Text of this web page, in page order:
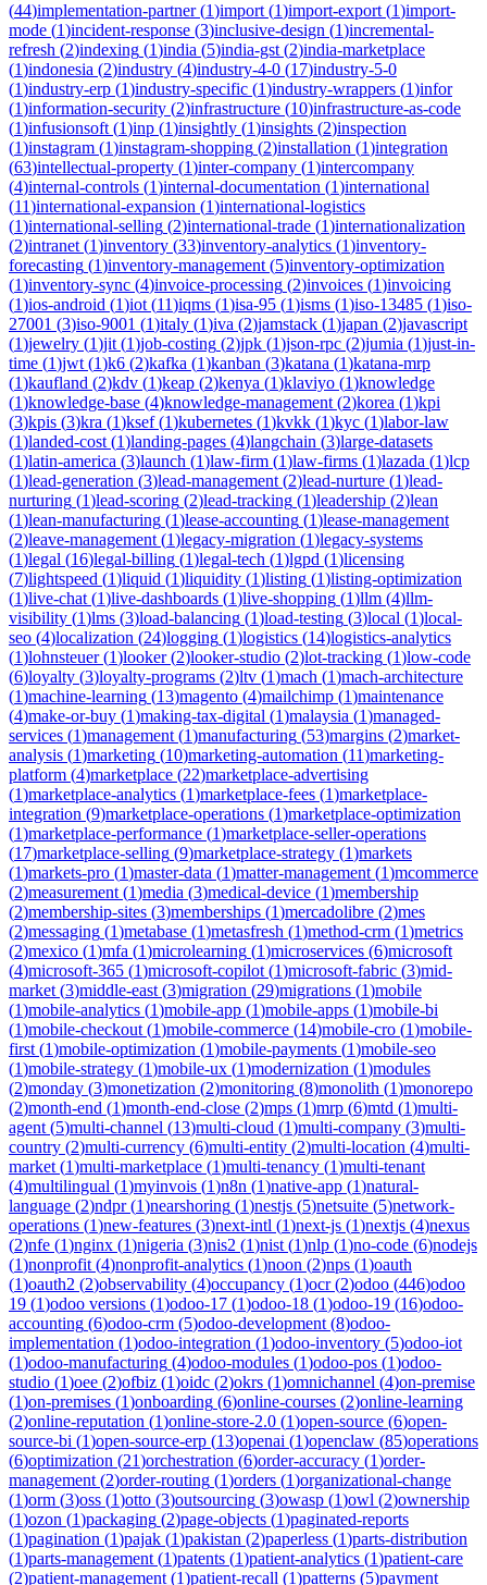
(44)implementation-partner(1)import (1)import-export (1)import-
mode (1)incident-response (3)inclusive-design (1)incremental-
refresh (2)indexing (1)india (5)india-gst (2)india-marketplace
(1)indonesia (2)industry (4)industry-4-0 (17)industry-5-0
(1)industry-erp (1)industry-specific (1)industry-wrappers (1)infor
(1)information-security (2)infrastructure (10)infrastructure-as-code
(1)infusionsoft (1)inp (1)insightly (1)insights (2)inspection
(1)instagram (1)instagram-shopping (2)installation (1)integration
(63)intellectual-property (1)inter-company (1)intercompany
(4)internal-controls (1)internal-documentation (1)international
(11)international-expansion (1)international-logistics
(1)international-selling (2)international-trade (1)internationalization
(2)intranet (1)inventory (33)inventory-analytics (1)inventory-
forecasting (1)inventory-management (5)inventory-optimization
(1)inventory-sync (4)invoice-processing (2)invoices (1)invoicing
(1)ios-android (1)iot (11)iqms (1)isa-95 (1)isms (1)iso-13485 (1)iso-
27001 (3)iso-9001 (1)italy (1)iva (2)jamstack (1)japan (2)javascript
(1)jewelry (1)jit (1)job-costing (2)jpk (1)json-rpc (2)jumia (1)just-in-
time (1)jwt (1)k6 (2)kafka (1)kanban (3)katana (1)katana-mrp
(1)kaufland (2)kdv (1)keap (2)kenya (1)klaviyo (1)knowledge
(1)knowledge-base (4)knowledge-management (2)korea (1)kpi
(3)kpis (3)kra (1)ksef(1)kubernetes (1)kvkk (1)kyc (1)labor-law
(1)landed-cost (1)landing-pages (4)langchain (3)large-datasets
(1)latin-america (3)launch (1)law-firm (1)law-firms (1)lazada (1)lcp
(1)lead-generation (3)lead-management (2)lead-nurture (1)lead-
nurturing (1)lead-scoring (2)lead-tracking (1)leadership (2)lean
(1)lean-manufacturing (1)lease-accounting (1)lease-management
(2)leave-management (1)legacy-migration (1)legacy-systems
(1)legal (16)legal-billing (1)legal-tech (1)lgpd (1)licensing
(7)lightspeed (1)liquid (1)liquidity (1)listing (1)listing-optimization
(1)live-chat (1)live-dashboards (1)live-shopping (1)llm (4)llm-
visibility (1)lms (3)load-balancing (1)load-testing (3)local (1)local-
seo (4)localization (24)logging (1)logistics (14)logistics-analytics
(1)lohnsteuer(1)looker(2)looker-studio (2)lot-tracking (1)low-code
(6)loyalty (3)loyalty-programs (2)ltv (1)mach (1)mach-architecture
(1)machine-learning (13)magento (4)mailchimp (1)maintenance
(4)make-or-buy (1)making-tax-digital (1)malaysia (1)managed-
services (1)management (1)manufacturing (53)margins (2)market-
analysis (1)marketing (10)marketing-automation (11)marketing-
platform (4)marketplace (22)marketplace-advertising
(1)marketplace-analytics (1)marketplace-fees (1)marketplace-
integration (9)marketplace-operations (1)marketplace-optimization
(1)marketplace-performance (1)marketplace-seller-operations
(17)marketplace-selling (9)marketplace-strategy (1)markets
(1)markets-pro (1)master-data (1)matter-management (1)mcommerce
(2)measurement (1)media (3)medical-device (1)membership
(2)membership-sites (3)memberships (1)mercadolibre (2)mes
(2)messaging (1)metabase (1)metasfresh (1)method-crm (1)metrics
(2)mexico (1)mfa (1)microlearning (1)microservices (6)microsoft
(4)microsoft-365 (1)microsoft-copilot (1)microsoft-fabric (3)mid-
market (3)middle-east (3)migration (29)migrations (1)mobile
(1)mobile-analytics (1)mobile-app (1)mobile-apps (1)mobile-bi
(1)mobile-checkout (1)mobile-commerce (14)mobile-cro (1)mobile-
first (1)mobile-optimization (1)mobile-payments (1)mobile-seo
(1)mobile-strategy (1)mobile-ux (1)modernization (1)modules
(2)monday (3)monetization (2)monitoring (8)monolith (1)monorepo
(2)month-end (1)month-end-close (2)mps (1)mrp (6)mtd (1)multi-
agent (5)multi-channel (13)multi-cloud (1)multi-company (3)multi-
country (2)multi-currency (6)multi-entity (2)multi-location (4)multi-
market (1)multi-marketplace (1)multi-tenancy (1)multi-tenant
(4)multilingual (1)myinvois (1)n8n (1)native-app (1)natural-
language (2)ndpr(1)nearshoring (1)nestjs (5)netsuite (5)network-
operations (1)new-features (3)next-intl (1)next-js (1)nextjs (4)nexus
(2)nfe (1)nginx (1)nigeria (3)nis2 (1)nist (1)nlp (1)no-code (6)nodejs
(1)nonprofit (4)nonprofit-analytics (1)noon (2)nps (1)oauth
(1)oauth2 (2)observability (4)occupancy (1)ocr(2)odoo (446)odoo
19 (1)odoo versions (1)odoo-17 (1)odoo-18 (1)odoo-19 (16)odoo-
accounting (6)odoo-crm (5)odoo-development (8)odoo-
implementation (1)odoo-integration (1)odoo-inventory (5)odoo-iot
(1)odoo-manufacturing (4)odoo-modules (1)odoo-pos (1)odoo-
studio (1)oee (2)ofbiz (1)oidc (2)okrs (1)omnichannel (4)on-premise
(1)on-premises (1)onboarding (6)online-courses (2)online-learning
(2)online-reputation (1)online-store-2.0 (1)open-source (6)open-
source-bi (1)open-source-erp (13)openai (1)openclaw (85)operations
(6)optimization (21)orchestration (6)order-accuracy (1)order-
management (2)order-routing (1)orders (1)organizational-change
(1)orm (3)oss (1)otto (3)outsourcing (3)owasp (1)owl (2)ownership
(1)ozon (1)packaging (2)page-objects (1)paginated-reports
(1)pagination (1)pajak (1)pakistan (2)paperless (1)parts-distribution
(1)parts-management (1)patents (1)patient-analytics (1)patient-care
(2)patient-management (1)patient-recall (1)patterns (5)payment